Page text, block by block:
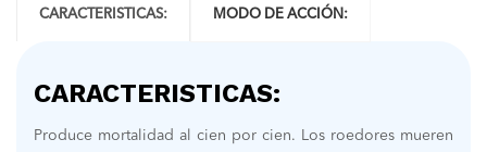
CARACTERISTICAS: MODO DE ACCIÓN:
CARACTERISTICAS:
Produce mortalidad al cien por cien. Los roedores mueren